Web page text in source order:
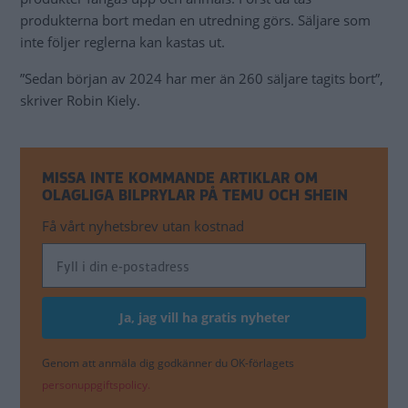
produkterna bort medan en utredning görs. Säljare som
inte följer reglerna kan kastas ut.
”Sedan början av 2024 har mer än 260 säljare tagits bort”,
skriver Robin Kiely.
MISSA INTE KOMMANDE ARTIKLAR OM
OLAGLIGA BILPRYLAR PÅ TEMU OCH SHEIN
Få vårt nyhetsbrev utan kostnad
Genom att anmäla dig godkänner du OK-förlagets
personuppgiftspolicy.